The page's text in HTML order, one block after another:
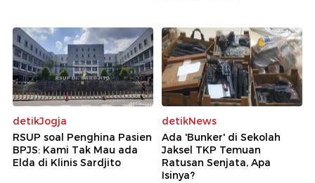
detikJogja
RSUP soal Penghina Pasien
BPJS: Kami Tak Mau ada
Elda di Klinis Sardjito
detikNews
Ada 'Bunker' di Sekolah
Jaksel TKP Temuan
Ratusan Senjata, Apa
Isinya?